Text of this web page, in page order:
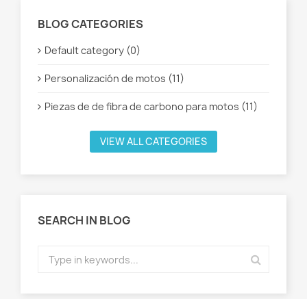
BLOG CATEGORIES
Default category (0)
Personalización de motos (11)
Piezas de de fibra de carbono para motos (11)
VIEW ALL CATEGORIES
SEARCH IN BLOG